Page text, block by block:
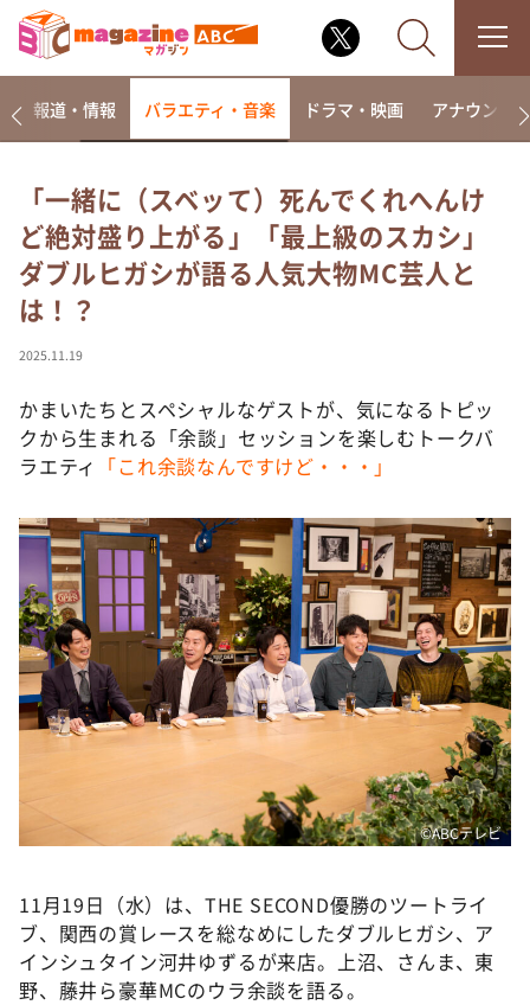
なるみ・岡村の過ぎるTV
相席食堂
これ余談なんですけど・・・
～人生密着トークバラエティ！～ やすとものいたっ
て真剣です
探偵！ナイトスクープ
news おかえり
河合＆A.B.C-Z塚田×福井アナ「なんでやねん！？」
DAIGOも台所 ～きょうの献立 何にする？～
本日はダイアンなり！シーズン２
朝だ！生です旅サラダ
教えて！ニュースライブ 正義のミカタ
ＬＩＦＥ～夢のカタチ～
新婚さんいらっしゃい！
ザキ山小屋本館
アナ回覧板
報道・情報 バラエティ・音楽 ドラマ・映画 アナウンサー
「一緒に（スベッて）死んでくれへんけ
ど絶対盛り上がる」「最上級のスカシ」
ダブルヒガシが語る人気大物MC芸人と
は！？
2025.11.19
かまいたちとスペシャルなゲストが、気になるトピッ
クから生まれる「余談」セッションを楽しむトークバ
ラエティ 「これ余談なんですけど・・・」
©ABCテレビ
11月19日（水）は、THE SECOND優勝のツートライ
ブ、関西の賞レースを総なめにしたダブルヒガシ、ア
インシュタイン河井ゆずるが来店。上沼、さんま、東
野、藤井ら豪華MCのウラ余談を語る。